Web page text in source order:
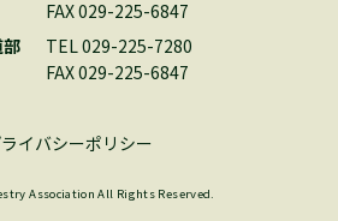
FAX 029-225-6847
TEL 029-225-7280
FAX 029-225-6847
イバシーポリシー
Association All Rights Reserved.